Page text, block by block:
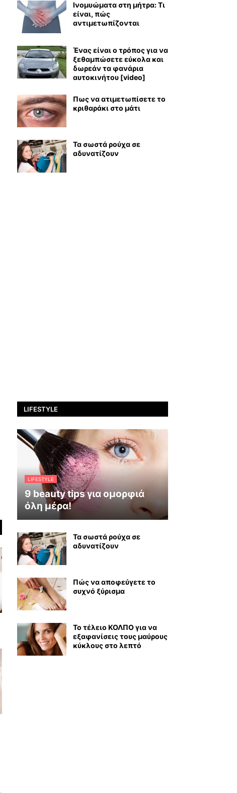
Ινομυώματα στη μήτρα: Τι
είναι, πώς
αντιμετωπίζονται
Ένας είναι ο τρόπος για να
ξεθαμπώσετε εύκολα και
δωρεάν τα φανάρια
αυτοκινήτου [video]
Πως να ατιμετωπίσετε το
κριθαράκι στο μάτι
Τα σωστά ρούχα σε
αδυνατίζουν
LIFESTYLE
LIFESTYLE
9 beauty tips για ομορφιά
όλη μέρα!
Τα σωστά ρούχα σε
αδυνατίζουν
Πώς να αποφεύγετε το
συχνό ξύρισμα
Το τέλειο ΚΟΛΠΟ για να
εξαφανίσεις τους μαύρους
κύκλους στο λεπτό